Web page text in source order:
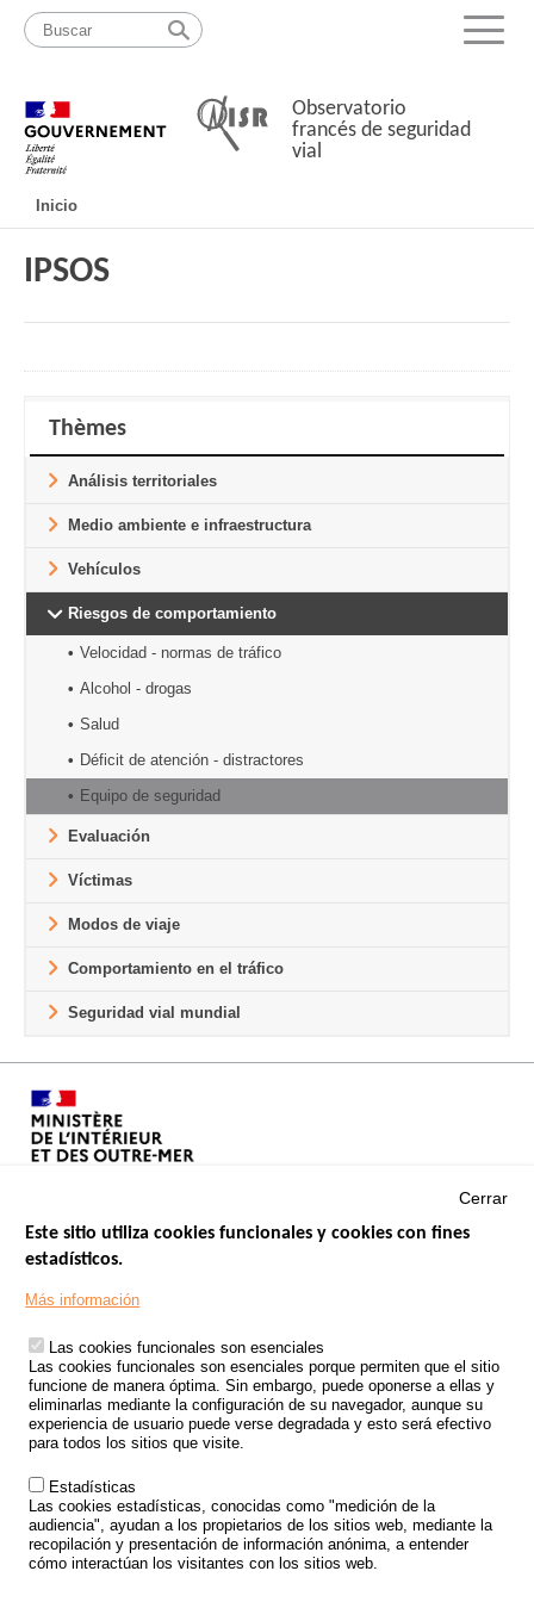
Pasar
contenido
Mapa
web
Menu
Observatorio
francés de seguridad
vial
principale
Inicio
IPSOS
Thèmes
Análisis territoriales
Medio ambiente e infraestructura
Vehículos
Riesgos de comportamiento
Velocidad - normas de tráfico
Alcohol - drogas
Salud
Déficit de atención - distractores
Equipo de seguridad
Evaluación
Víctimas
Modos de viaje
Comportamiento en el tráfico
Seguridad vial mundial
Footer
TRATAMIENTO DE DATOS PERSONALES PROCEDENTES DE
ACCIDENTES DE TRÁFICO
ESTUDIOS
CONVOCATORIA DE PROYECTOS DE ESTUDIOS
POLÍTICA DE SEGURIDAD VIAL
Outils
EVENTOS
Cerrar
Este sitio utiliza cookies funcionales y cookies con fines
estadísticos.
Más información
Las cookies funcionales son esenciales
Las cookies funcionales son esenciales porque permiten que el sitio
funcione de manera óptima. Sin embargo, puede oponerse a ellas y
eliminarlas mediante la configuración de su navegador, aunque su
experiencia de usuario puede verse degradada y esto será efectivo
para todos los sitios que visite.
Estadísticas
Las cookies estadísticas, conocidas como "medición de la
audiencia", ayudan a los propietarios de los sitios web, mediante la
recopilación y presentación de información anónima, a entender
cómo interactúan los visitantes con los sitios web.